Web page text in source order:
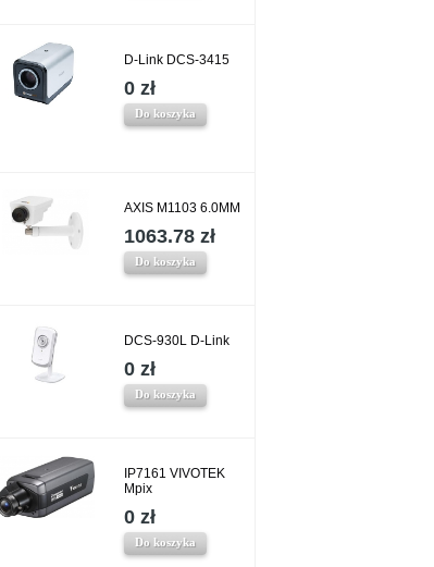
D-Link DCS-3415
0 zł
Do koszyka
AXIS M1103 6.0MM
1063.78 zł
Do koszyka
DCS-930L D-Link
0 zł
Do koszyka
IP7161 VIVOTEK
Mpix
0 zł
Do koszyka